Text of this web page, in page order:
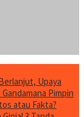
Upaya
Pimpin
atau Fakta?